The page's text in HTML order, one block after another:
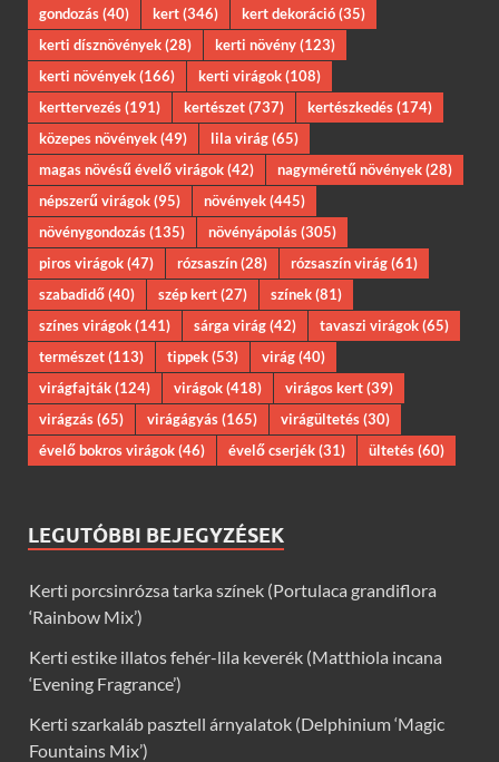
gondozás(40) kert(346) kert dekoráció(35)
kerti dísznövények(28) kerti növény(123)
kerti növények(166) kerti virágok(108)
kerttervezés(191) kertészet(737) kertészkedés(174)
közepes növények(49) lila virág(65)
magas növésű évelő virágok(42) nagyméretű növények(28)
népszerű virágok(95) növények(445)
növénygondozás(135) növényápolás(305)
piros virágok(47) rózsaszín(28) rózsaszín virág(61)
szabadidő(40) szép kert(27) színek(81)
színes virágok(141) sárga virág(42) tavaszi virágok(65)
természet(113) tippek(53) virág(40)
virágfajták(124) virágok(418) virágos kert(39)
virágzás(65) virágágyás(165) virágültetés(30)
évelő bokros virágok(46) évelő cserjék(31) ültetés(60)
LEGUTÓBBI BEJEGYZÉSEK
Kerti porcsinrózsa tarka színek (Portulaca grandiflora
‘Rainbow Mix’)
Kerti estike illatos fehér-lila keverék (Matthiola incana
‘Evening Fragrance’)
Kerti szarkaláb pasztell árnyalatok (Delphinium ‘Magic
Fountains Mix’)